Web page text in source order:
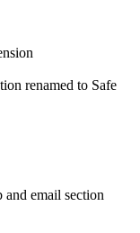
renamed to Safe
and email section